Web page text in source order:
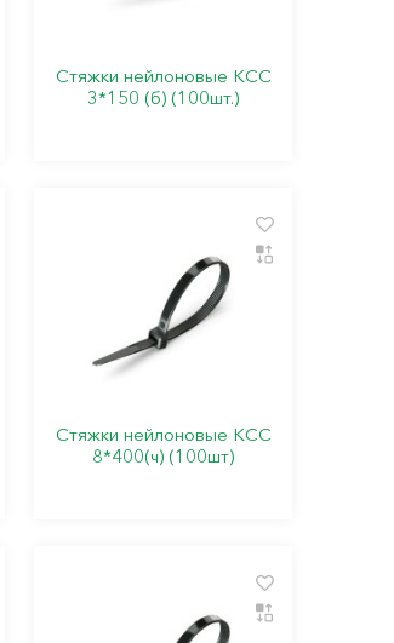
Стяжки нейлоновые КСС
3*150 (б) (100шт.)
Стяжки нейлоновые КСС
8*400(ч) (100шт)